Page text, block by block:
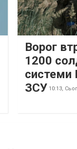
Ворог
1200
ЗСУ 10:13,